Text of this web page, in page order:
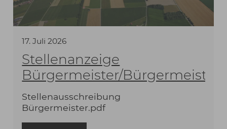
17.Juli 2026
Stellenanzeige
Bürgermeister/
Stellenausschreibung
Bürgermeister.pdf